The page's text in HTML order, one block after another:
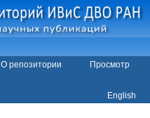
О репозитории
Просмотр
English